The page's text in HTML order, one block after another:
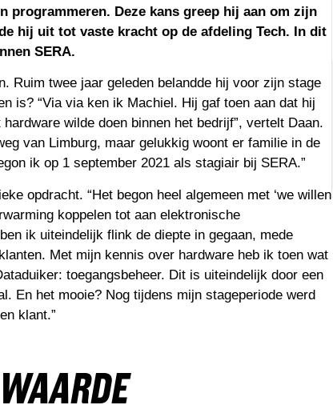
programmeren. Deze kans greep hij aan om zijn
hij uit tot vaste kracht op de afdeling Tech. In dit
SERA.
Ruim twee jaar geleden belandde hij voor zijn stage
is? “Via via ken ik Machiel. Hij gaf toen aan dat hij
wilde doen binnen het bedrijf”, vertelt Daan.
van Limburg, maar gelukkig woont er familie in de
ik op 1 september 2021 als stagiair bij SERA.”
opdracht. “Het begon heel algemeen met ‘we willen
koppelen tot aan elektronische
ik uiteindelijk flink de diepte in gegaan, mede
Met mijn kennis over hardware heb ik toen wat
toegangsbeheer. Dit is uiteindelijk door een
En het mooie? Nog tijdens mijn stageperiode werd
klant.”